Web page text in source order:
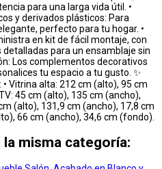
para una larga vida útil. •
y derivados plásticos: Para
perfecto para tu hogar. •
en kit de fácil montaje, con
para un ensamblaje sin
Los complementos decorativos
tu espacio a tu gusto. ✨
Vitrina alta: 212 cm (alto), 95 cm
45 cm (alto), 135 cm (ancho),
(alto), 131,9 cm (ancho), 17,8 cm
66 cm (ancho), 34,6 cm (fondo).
misma categoría: